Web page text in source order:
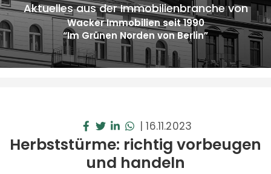
Aktuelles aus der Immobilienbranche von
Wacker Immobilien seit 1990
“Im Grünen Norden von Berlin”
|16.11.2023
Herbststürme: richtig vorbeugen
und handeln